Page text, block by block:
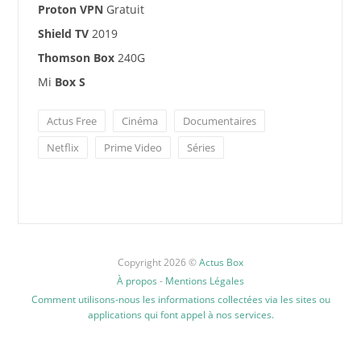
Proton VPN Gratuit
Shield TV2019
Thomson Box240G
Mi Box S
Actus Free Cinéma
Documentaires
Netflix
Prime Video Séries
Copyright 2026 ©Actus Box
À propos - Mentions Légales
Comment utilisons-nous les informations collectées via les sites ou
applications qui font appel à nos services.